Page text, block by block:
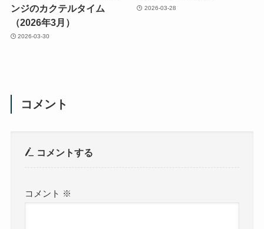
ンジのカクテルタイム
（2026年3月）
2026-03-30
2026-03-28
コメント
コメントする
コメント ※